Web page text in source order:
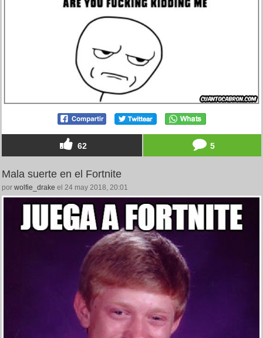
62 5
Mala suerte en el Fortnite
por wolfie_drake el 24 may 2018, 20:01